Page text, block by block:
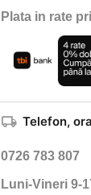
Plata in rate
Telefon,
0726 783 807
Luni-Vineri 9-